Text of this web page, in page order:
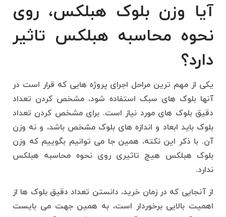
آیا وزن بلوک هبلکس، روی
نحوه محاسبه هبلکس تاثیر
دارد؟
یکی از مهم ترین مراحل اجرای پروژه هایی که قرار است در
آنها بلوک های سبک استفاده شود، مشخص کردن تعداد
دقیق بلوک های مورد نیاز است. برای مشخص کردن تعداد
بلوک باید ابعاد و اندازه های بلوک مشخص باشد، و نه وزن
آن. با ذکر این نکته، همین جا می توانیم بگوییم که وزن
بلوک هبلکس هیچ تاثیری روی نحوه محاسبه هبلکس
ندارد.
از آنجایی که در زمان خرید، دانستن تعداد دقیق بلوک ها از
اهمیت بالایی برخوردار است، به همین جهت می بایست